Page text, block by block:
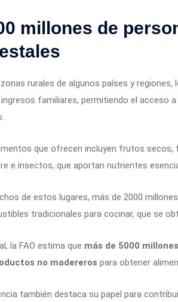
millones de
rurales de algunos países y
familiares, permitiendo el acceso
que ofrecen incluyen frutos secos,
e insectos, que aportan nutrientes
de estos lugares, más de 2000
tradicionales para cocinar, que se
la FAO estima que más de 5000
no madereros para obtener
también destaca su papel para